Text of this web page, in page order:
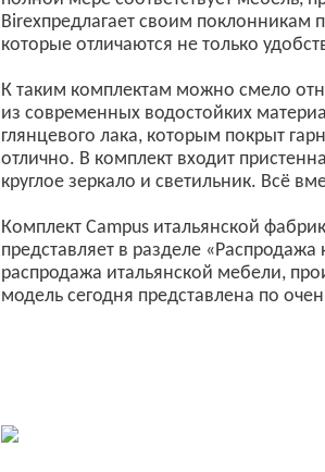
Birexпредлагает своим поклонникам
которые отличаются не только
К таким комплектам можно смело
из современных водостойких
глянцевого лака, которым покрыт
отлично. В комплект входит
круглое зеркало и светильник. Всё
Комплект Campus итальянской
представляет в разделе
распродажа итальянской мебели,
модель сегодня представлена по